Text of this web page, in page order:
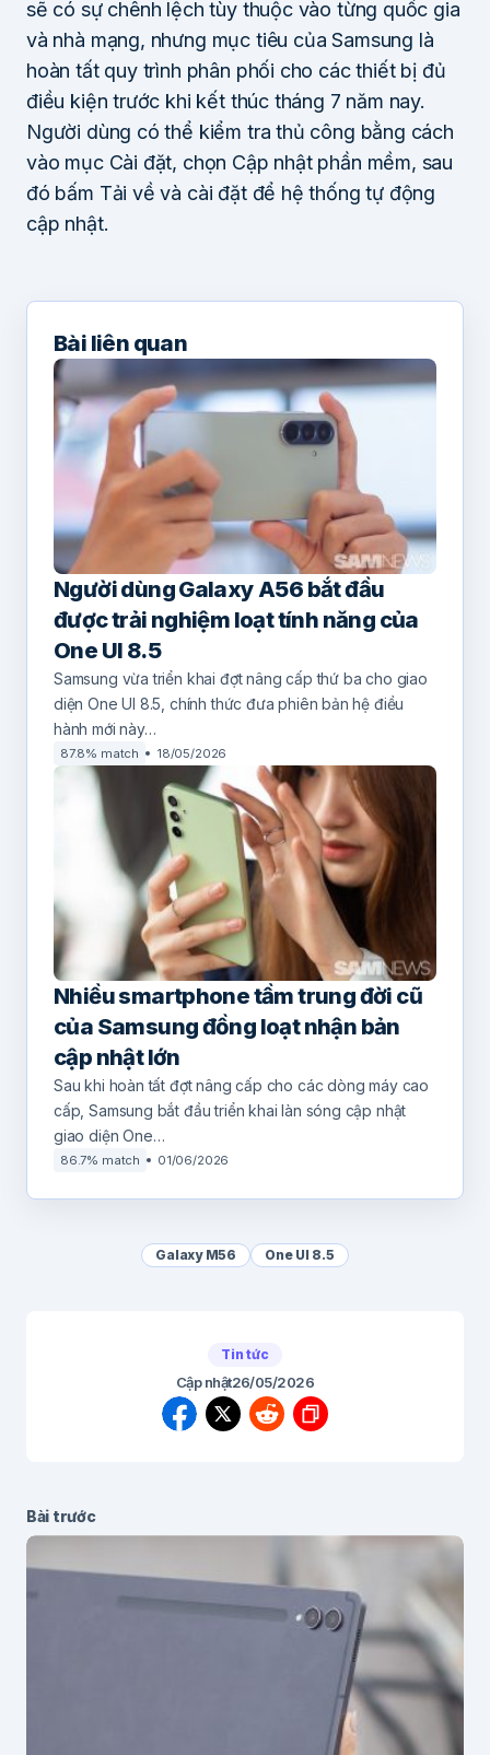
sẽ có sự chênh lệch tùy thuộc vào từng quốc gia
và nhà mạng, nhưng mục tiêu của Samsung là
hoàn tất quy trình phân phối cho các thiết bị đủ
điều kiện trước khi kết thúc tháng 7 năm nay.
Người dùng có thể kiểm tra thủ công bằng cách
vào mục Cài đặt, chọn Cập nhật phần mềm, sau
đó bấm Tải về và cài đặt để hệ thống tự động
cập nhật.
Bài liên quan
Người dùng Galaxy A56 bắt đầu
được trải nghiệm loạt tính năng của
One UI 8.5
Samsung vừa triển khai đợt nâng cấp thứ ba cho giao
diện One UI 8.5, chính thức đưa phiên bản hệ điều
hành mới này…
87.8% match 18/05/2026
Nhiều smartphone tầm trung đời cũ
của Samsung đồng loạt nhận bản
cập nhật lớn
Sau khi hoàn tất đợt nâng cấp cho các dòng máy cao
cấp, Samsung bắt đầu triển khai làn sóng cập nhật
giao diện One…
86.7% match 01/06/2026
Galaxy M56 One UI 8.5
Tin tức
Cập nhật26/05/2026
Bài trước